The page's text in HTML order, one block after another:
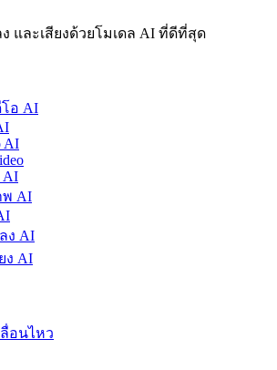
และเสียงด้วยโมเดล AI ที่ดีที่สุด
โอ AI
AI
AI
พ AI
ง AI
ง AI
อนไหว